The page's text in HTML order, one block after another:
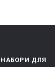
НАБОРИ ДЛЯ